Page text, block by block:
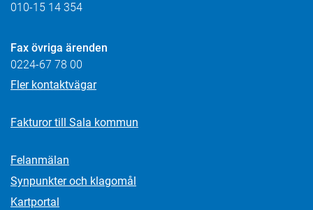
010-15 14 354
Fax övriga ärenden
0224-67 78 00
Fler kontaktvägar
Fakturor till Sala kommun
Felanmälan
Synpunkter och klagomål
Kartportal